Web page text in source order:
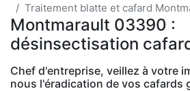
Traitement blatte et cafard
Montmarault 03390 :
désinsectisation
Chef d'entreprise, veillez à votre
nous l'éradication de vos cafards